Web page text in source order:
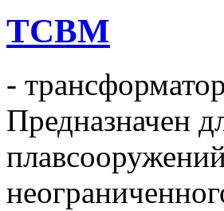
ТСВМ
-
Предназначен